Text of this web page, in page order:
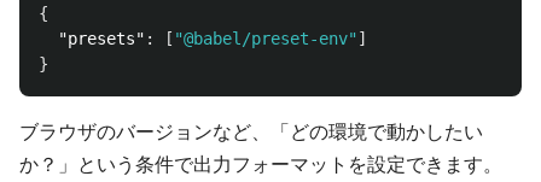
{
"presets" : [ "@babel/preset-env" ]
}
ブラウザのバージョンなど、「どの環境で動かしたい
か？」という条件で出力フォーマットを設定できます。